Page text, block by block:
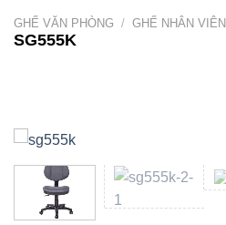
GHẾ VĂN PHÒNG / GHẾ NHÂN VIÊN
SG555K